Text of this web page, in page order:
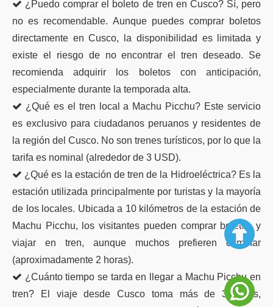
¿Puedo comprar el boleto de tren en Cusco? Sí, pero
no es recomendable. Aunque puedes comprar boletos
directamente en Cusco, la disponibilidad es limitada y
existe el riesgo de no encontrar el tren deseado. Se
recomienda adquirir los boletos con anticipación,
especialmente durante la temporada alta.
¿Qué es el tren local a Machu Picchu? Este servicio
es exclusivo para ciudadanos peruanos y residentes de
la región del Cusco. No son trenes turísticos, por lo que la
tarifa es nominal (alrededor de 3 USD).
¿Qué es la estación de tren de la Hidroeléctrica? Es la
estación utilizada principalmente por turistas y la mayoría
de los locales. Ubicada a 10 kilómetros de la estación de
Machu Picchu, los visitantes pueden comprar boletos y
viajar en tren, aunque muchos prefieren caminar
(aproximadamente 2 horas).
¿Cuánto tiempo se tarda en llegar a Machu Picchu en
tren? El viaje desde Cusco toma más de 3 horas,